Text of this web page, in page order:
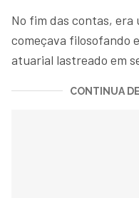
No fim das contas, era
começava filosofando
atuarial lastreado em
CONTINUA